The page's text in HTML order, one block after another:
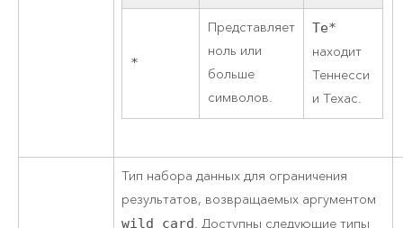
*
Представляет
ноль или
больше
символов.
Te*
находит
Теннесси
и Техас.
Тип набора данных для ограничения
результатов, возвращаемых аргументом
wild_card. Доступны следующие типы